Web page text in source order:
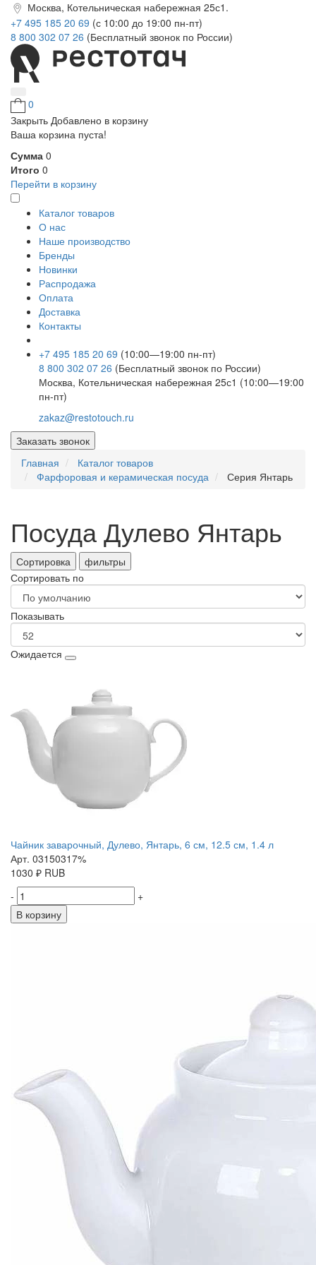
Москва, Котельническая набережная 25с1.
+7 495 185 20 69 (с 10:00 до 19:00 пн-пт)
8 800 302 07 26 (Бесплатный звонок по России)
0
Закрыть Добавлено в корзину
Ваша корзина пуста!
Сумма 0
Итого 0
Перейти в корзину
Каталог товаров
О нас
Наше производство
Бренды
Новинки
Распродажа
Оплата
Доставка
Контакты
+7 495 185 20 69 (10:00—19:00 пн-пт)
8 800 302 07 26 (Бесплатный звонок по России)
Москва, Котельническая набережная 25с1 (10:00—19:00
пн-пт)
zakaz@restotouch.ru
Заказать звонок
Главная
Каталог товаров
Фарфоровая и керамическая посуда
Серия Янтарь
Посуда Дулево Янтарь
Сортировка
фильтры
Сортировать по
Показывать
Ожидается
Чайник заварочный, Дулево, Янтарь, 6 см, 12.5 см, 1.4 л
Арт. 03150317%
1030 ₽ RUB
-
+
В корзину